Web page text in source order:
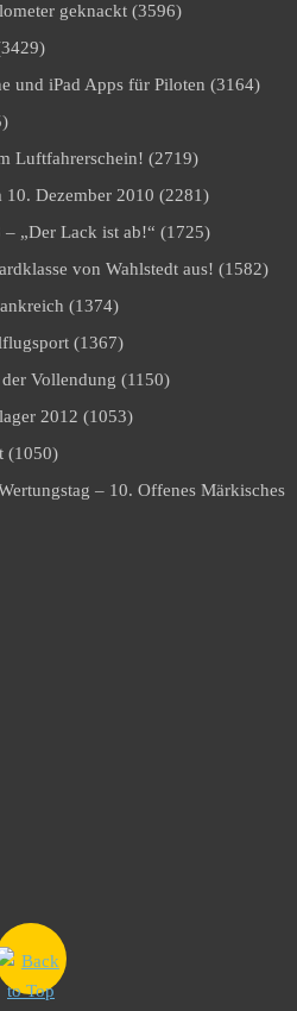
geknackt (3596)
und iPad Apps für Piloten (3164)
Luftfahrerschein! (2719)
10. Dezember 2010 (2281)
„Der Lack ist ab!“ (1725)
von Wahlstedt aus! (1582)
(1374)
(1367)
Vollendung (1150)
2012 (1053)
(1050)
– 10. Offenes Märkisches